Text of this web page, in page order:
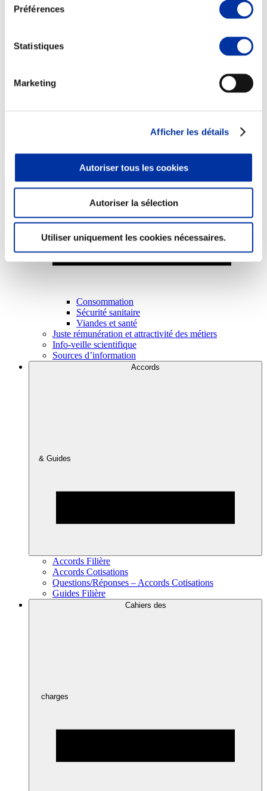
Préférences
Statistiques
Marketing
Afficher les détails
Autoriser tous les cookies
Autoriser la sélection
Utiliser uniquement les cookies nécessaires.
Consommation
Sécurité sanitaire
Viandes et santé
Juste rémunération et attractivité des métiers
Info-veille scientifique
Sources d’information
Accords
& Guides
Accords Filière
Accords Cotisations
Questions/Réponses – Accords Cotisations
Guides Filière
Cahiers des
charges